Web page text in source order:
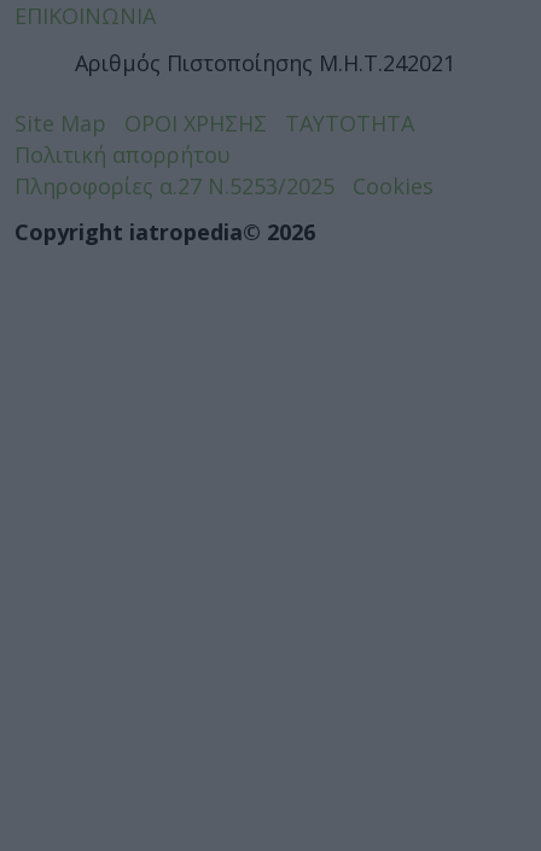
ΕΠΙΚΟΙΝΩΝΙΑ
Αριθμός Πιστοποίησης Μ.Η.Τ.242021
Site Map ΟΡΟΙ ΧΡΗΣΗΣ
ΤΑΥΤΟΤΗΤΑ
Πολιτική απορρήτου
Πληροφορίες α.27 Ν.5253/2025
Cookies
Copyright iatropedia© 2026